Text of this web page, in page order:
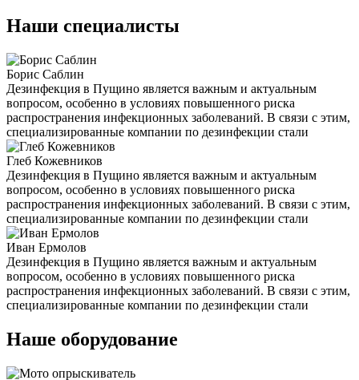
Наши специалисты
Борис Саблин
Дезинфекция в Пущино является важным и актуальным
вопросом, особенно в условиях повышенного риска
распространения инфекционных заболеваний. В связи с этим,
специализированные компании по дезинфекции стали
Глеб Кожевников
Дезинфекция в Пущино является важным и актуальным
вопросом, особенно в условиях повышенного риска
распространения инфекционных заболеваний. В связи с этим,
специализированные компании по дезинфекции стали
Иван Ермолов
Дезинфекция в Пущино является важным и актуальным
вопросом, особенно в условиях повышенного риска
распространения инфекционных заболеваний. В связи с этим,
специализированные компании по дезинфекции стали
Наше оборудование